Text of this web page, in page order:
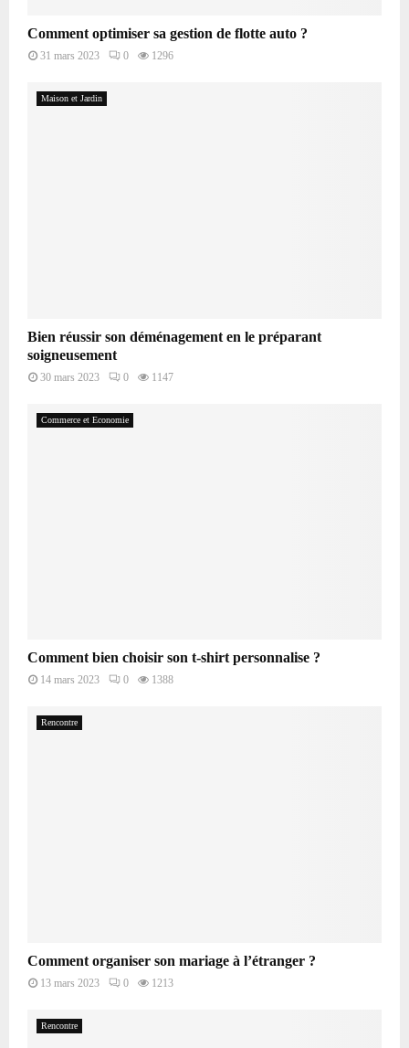
Comment optimiser sa gestion de flotte auto ?
31 mars 2023 0 1296
Maison et Jardin
Bien réussir son déménagement en le préparant
soigneusement
30 mars 2023 0 1147
Commerce et Economie
Comment bien choisir son t-shirt personnalise ?
14 mars 2023 0 1388
Rencontre
Comment organiser son mariage à l’étranger ?
13 mars 2023 0 1213
Rencontre